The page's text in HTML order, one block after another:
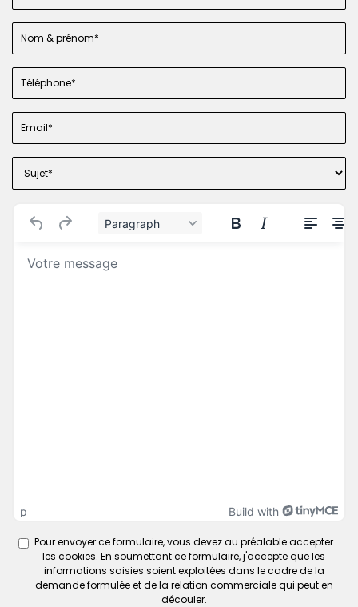
Paragraph
p Build with
Pour envoyer ce formulaire, vous devez au préalable accepter
les cookies. En soumettant ce formulaire, j'accepte que les
informations saisies soient exploitées dans le cadre de la
demande formulée et de la relation commerciale qui peut en
découler.